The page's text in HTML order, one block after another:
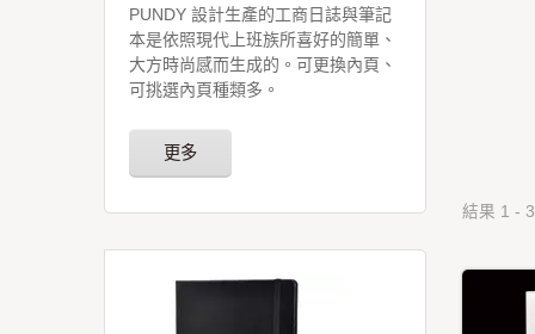
PUNDY 設計生產的工商日誌與筆記
本是依照現代上班族所喜好的簡單、
大方時尚感而生成的。可更換內頁、
可挑選內頁種類多。
更多
結果 1 -